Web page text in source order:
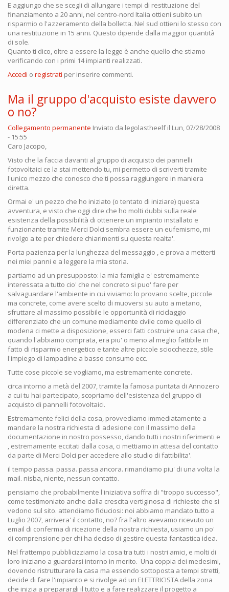
E aggiungo che se scegli di allungare i tempi di restituzione del
finanziamento a 20 anni, nel centro-nord Italia ottieni subito un
risparmio o l'azzeramento della bolletta. Nel sud ottieni lo stesso con
una restituzione in 15 anni. Questo dipende dalla maggior quantità
di sole.
Quanto ti dico, oltre a essere la legge è anche quello che stiamo
verificando con i primi 14 impianti realizzati.
Accedi o registrati per inserire commenti.
Ma il gruppo d'acquisto esiste davvero
o no?
Collegamento permanente Inviato da legolastheelfil Lun, 07/28/2008
- 15:55
Caro Jacopo,
Visto che la faccia davanti al gruppo di acquisto dei pannelli
fotovoltaici ce la stai mettendo tu, mi permetto di scriverti tramite
l'unico mezzo che conosco che ti possa raggiungere in maniera
diretta.
Ormai e' un pezzo che ho iniziato (o tentato di iniziare) questa
avventura, e visto che oggi dire che ho molti dubbi sulla reale
esistenza della possibilità di ottenere un impianto installato e
funzionante tramite Merci Dolci sembra essere un eufemismo, mi
rivolgo a te per chiedere chiarimenti su questa realta'.
Porta pazienza per la lunghezza del messaggio , e prova a metterti
nei miei panni e a leggere la mia storia.
partiamo ad un presupposto: la mia famiglia e' estremamente
interessata a tutto cio' che nel concreto si puo' fare per
salvaguardare l'ambiente in cui viviamo: lo provano scelte, piccole
ma concrete, come avere scelto di muoversi su auto a metano,
sfruttare al massimo possibile le opportunità di riciclaggio
differenziato che un comune mediamente civile come quello di
modena ci mette a disposizione, esserci fatti costruire una casa che,
quando l'abbiamo comprata, era piu' o meno al meglio fattibile in
fatto di risparmio energetico e tante altre piccole sciocchezze, stile
l'impiego di lampadine a basso consumo ecc.
Tutte cose piccole se vogliamo, ma estremamente concrete.
circa intorno a metà del 2007, tramite la famosa puntata di Annozero
a cui tu hai partecipato, scopriamo dell'esistenza del gruppo di
acquisto di pannelli fotovoltaici.
Estremamente felici della cosa, provvediamo immediatamente a
mandare la nostra richiesta di adesione con il massimo della
documentazione in nostro possesso, dando tutti i nostri riferimenti e
, estremamente eccitati dalla cosa, ci mettiamo in attesa del contatto
da parte di Merci Dolci per accedere allo studio di fattibilita'.
il tempo passa. passa. passa ancora. rimandiamo piu' di una volta la
mail. nisba, niente, nessun contatto.
pensiamo che probabilmente l'iniziativa soffra di "troppo successo",
come testimoniato anche dalla crescita vertiginosa di richieste che si
vedono sul sito. attendiamo fiduciosi: noi abbiamo mandato tutto a
Luglio 2007, arrivera' il contatto, no? fra l'altro avevamo ricevuto un
email di conferma di ricezione della nostra richiesta, usiamo un po'
di comprensione per chi ha deciso di gestire questa fantastica idea.
Nel frattempo pubblicizziamo la cosa tra tutti i nostri amici, e molti di
loro iniziano a guardarsi intorno in merito. Una coppia dei medesimi,
dovendo ristrutturare la casa ma essendo sottoposta a tempi stretti,
decide di fare l'impianto e si rivolge ad un ELETTRICISTA della zona
che inizia a preparargli il tutto e a fare realizzare il progetto a